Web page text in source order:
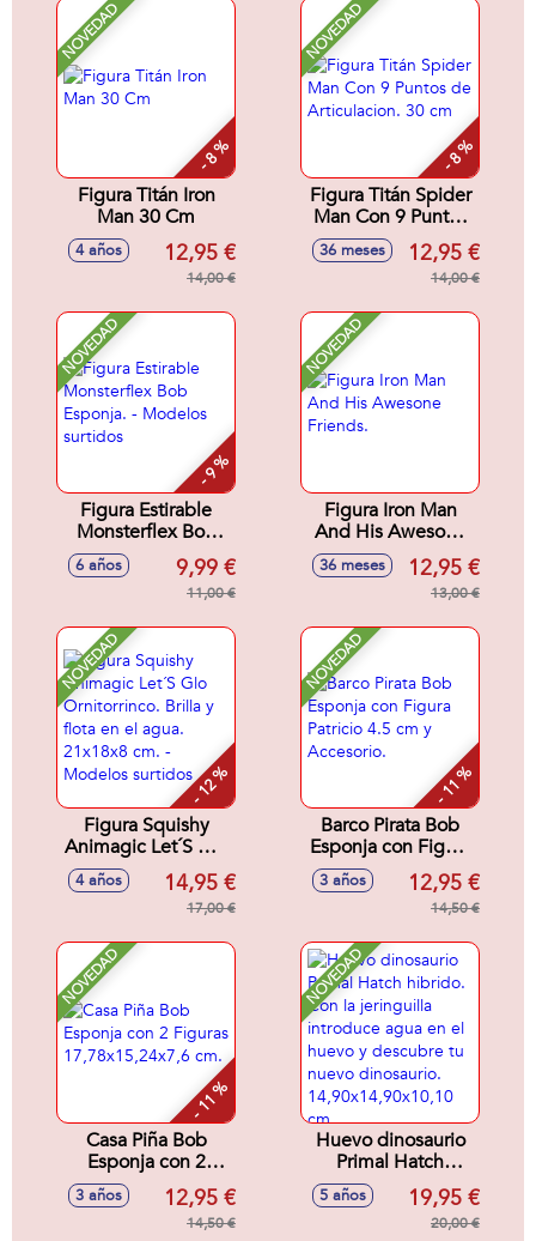
NOVEDAD
- 8 %
Figura Titán Iron
Man 30 Cm
4 años 12,95 €
14,00 €
NOVEDAD
- 8 %
Figura Titán Spider
Man Con 9 Puntos
de Articulacion. 30
cm
36 meses 12,95 €
14,00 €
NOVEDAD
- 9 %
Figura Estirable
Monsterflex Bob
Esponja. - Modelos
surtidos
6 años 9,99 €
11,00 €
NOVEDAD
Figura Iron Man
And His Awesone
Friends.
36 meses 12,95 €
13,00 €
NOVEDAD
- 12 %
Figura Squishy
Animagic Let´S Glo
Ornitorrinco. Brilla y
flota en el agua.
21x18x8 cm. -
4 años 14,95 €
17,00 €
NOVEDAD
- 11 %
Barco Pirata Bob
Esponja con Figura
Patricio 4.5 cm y
Accesorio.
3 años 12,95 €
14,50 €
NOVEDAD
- 11 %
Casa Piña Bob
Esponja con 2
Figuras
17,78x15,24x7,6
3 años 12,95 €
14,50 €
NOVEDAD
Huevo dinosaurio
Primal Hatch
hibrido. Con la
jeringuilla
introduce agua en
5 años 19,95 €
20,00 €